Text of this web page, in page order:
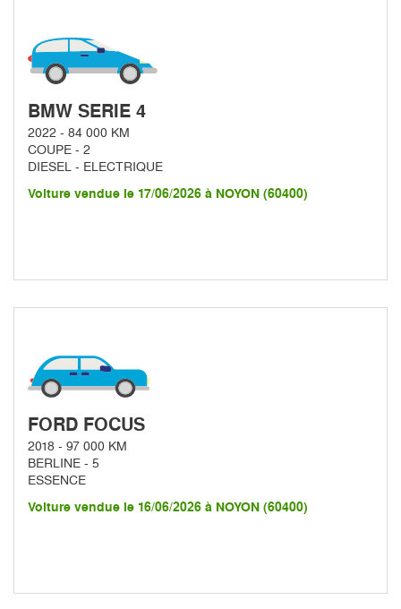
BMW SERIE 4
2022 - 84 000 KM
COUPE - 2
DIESEL - ELECTRIQUE
Voiture vendue le 17/06/2026 à NOYON (60400)
FORD FOCUS
2018 - 97 000 KM
BERLINE - 5
ESSENCE
Voiture vendue le 16/06/2026 à NOYON (60400)